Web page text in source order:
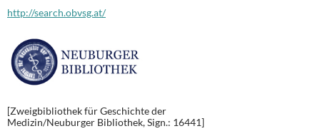
http://search.obvsg.at/
[Zweigbibliothek für Geschichte der
Medizin/Neuburger Bibliothek, Sign.: 16441]